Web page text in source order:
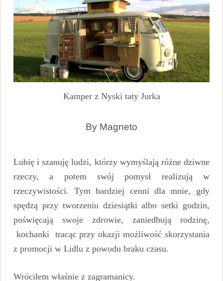
Kamper z Nyski taty Jurka
By Magneto
Lubię i szanuję ludzi, którzy wymyślają różne dziwne
rzeczy, a potem swój pomysł realizują w
rzeczywistości. Tym bardziej cenni dla mnie, gdy
spędzą przy tworzeniu dziesiątki albo setki godzin,
poświęcają swoje zdrowie, zaniedbują rodzinę,
kochanki tracąc przy okazji możliwość skorzystania
z promocji w Lidlu z powodu braku czasu.
Wróciłem właśnie z zagramanicy.